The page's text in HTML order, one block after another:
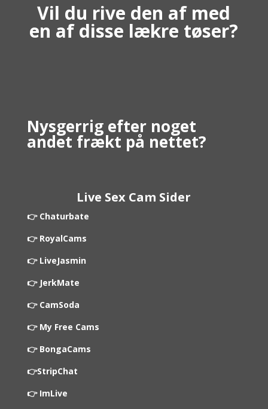
Vil du rive den af med
en af disse lækre tøser?
Nysgerrig efter noget
andet frækt på nettet?
Live Sex Cam Sider
👉 Chaturbate
👉 RoyalCams
👉 LiveJasmin
👉 JerkMate
👉 CamSoda
👉 My Free Cams
👉 BongaCams
👉StripChat
👉 ImLive